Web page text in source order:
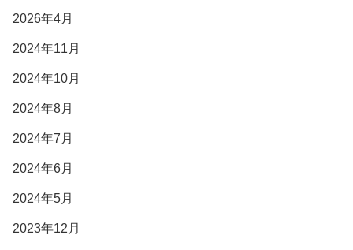
2026年4月
2024年11月
2024年10月
2024年8月
2024年7月
2024年6月
2024年5月
2023年12月